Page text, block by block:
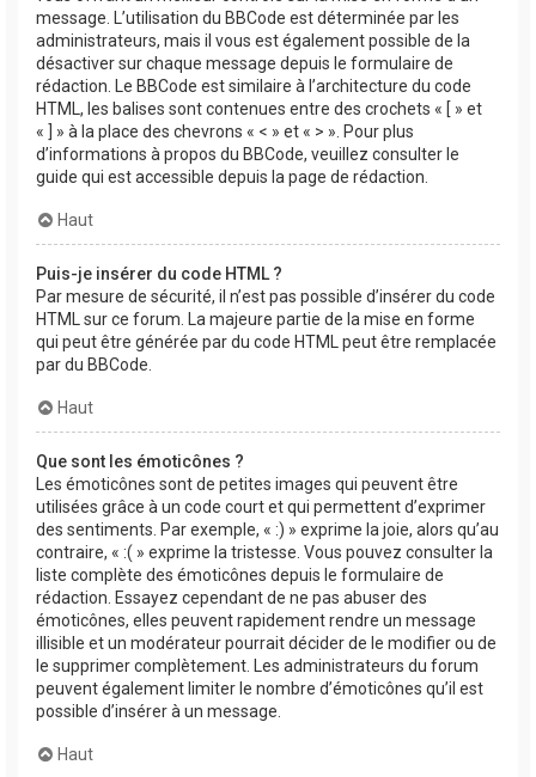
message. L’utilisation du BBCode est déterminée par les
administrateurs, mais il vous est également possible de la
désactiver sur chaque message depuis le formulaire de
rédaction. Le BBCode est similaire à l’architecture du code
HTML, les balises sont contenues entre des crochets « [ » et
« ] » à la place des chevrons « < » et « > ». Pour plus
d’informations à propos du BBCode, veuillez consulter le
guide qui est accessible depuis la page de rédaction.
Haut
Puis-je insérer du code HTML ?
Par mesure de sécurité, il n’est pas possible d’insérer du code
HTML sur ce forum. La majeure partie de la mise en forme
qui peut être générée par du code HTML peut être remplacée
par du BBCode.
Haut
Que sont les émoticônes ?
Les émoticônes sont de petites images qui peuvent être
utilisées grâce à un code court et qui permettent d’exprimer
des sentiments. Par exemple, « :) » exprime la joie, alors qu’au
contraire, « :( » exprime la tristesse. Vous pouvez consulter la
liste complète des émoticônes depuis le formulaire de
rédaction. Essayez cependant de ne pas abuser des
émoticônes, elles peuvent rapidement rendre un message
illisible et un modérateur pourrait décider de le modifier ou de
le supprimer complètement. Les administrateurs du forum
peuvent également limiter le nombre d’émoticônes qu’il est
possible d’insérer à un message.
Haut